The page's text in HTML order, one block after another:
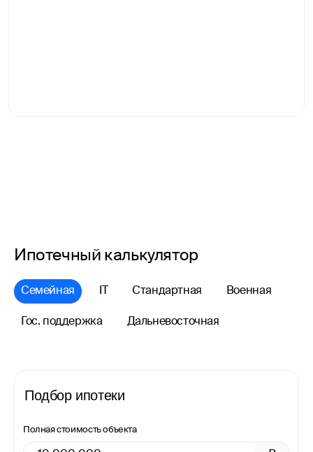
Ипотечный калькулятор
Семейная IT Стандартная Военная
Гос. поддержка Дальневосточная
Подбор ипотеки
Полная стоимость объекта